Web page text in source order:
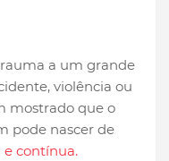
a um grande
violência ou
mostrado que o
pode nascer de
e contínua.